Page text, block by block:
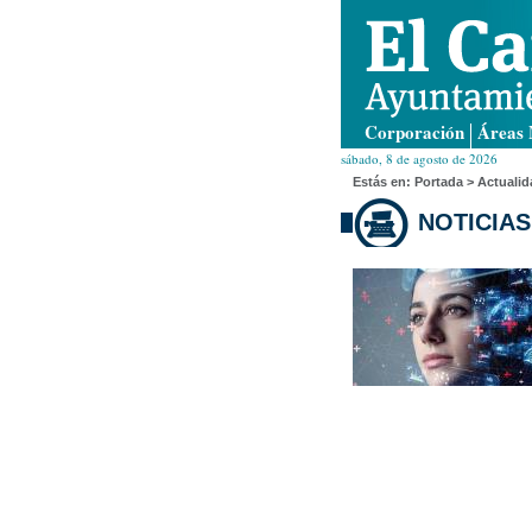
Corporación Áreas
sábado, 8 de agosto de 2026
Estás en: Portada >
NOTICIAS